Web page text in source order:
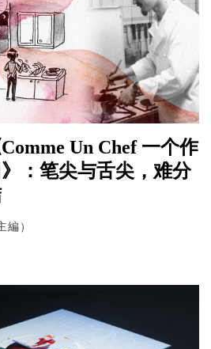
Un Chef 一个作
：笔尖与舌尖，难分
編）